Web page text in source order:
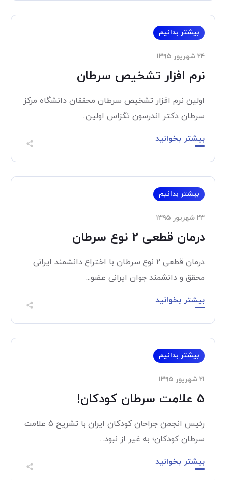
بیشتر بدانیم
۲۴ شهریور ۱۳۹۵
نرم افزار تشخیص سرطان
اولین نرم افزار تشخیص سرطان محققان دانشگاه مرکز
سرطان دکتر اندرسون تگزاس اولین...
بیشتر بخوانید
بیشتر بدانیم
۲۳ شهریور ۱۳۹۵
درمان قطعی 2 نوع سرطان
درمان قطعی 2 نوع سرطان با اختراع دانشمند ایرانی
محقق و دانشمند جوان ایرانی عضو...
بیشتر بخوانید
بیشتر بدانیم
۲۱ شهریور ۱۳۹۵
5 علامت سرطان کودکان!
رئیس انجمن جراحان کودکان ایران با تشریح ۵ علامت
سرطان کودکان؛ به غیر از نبود...
بیشتر بخوانید